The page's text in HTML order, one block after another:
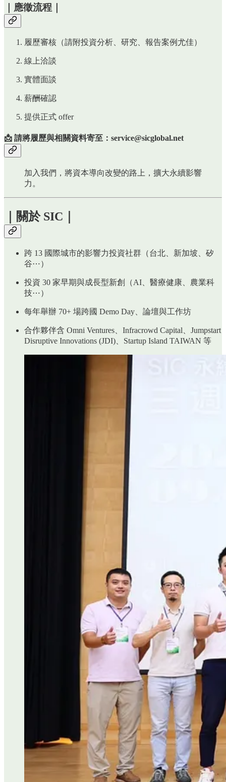
｜應徵流程｜
履歷審核（請附投資分析、研究、報告案例尤佳）
線上洽談
實體面談
薪酬確認
提供正式 offer
📩 請將履歷與相關資料寄至： service@sicglobal.net
加入我們，將資本導向改變的路上，擴大永續影響
力。
｜關於 SIC｜
跨 13 國際城市的影響力投資社群（台北、新加坡、矽
谷⋯）
投資 30 家早期與成長型新創（AI、醫療健康、農業科
技⋯）
每年舉辦 70+ 場跨國 Demo Day、論壇與工作坊
合作夥伴含 Omni Ventures、Infracrowd Capital、Jumpstart
Disruptive Innovations (JDI)、Startup Island TAIWAN 等